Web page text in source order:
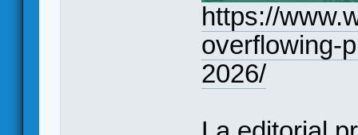
https://
overflowing-
2026/